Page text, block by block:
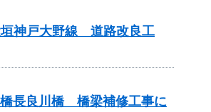
垣神戸大野線 道路改良工
橋長良川橋 橋梁補修工事に